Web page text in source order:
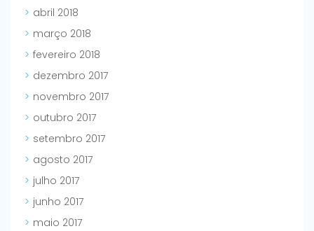
abril 2018
março 2018
fevereiro 2018
dezembro 2017
novembro 2017
outubro 2017
setembro 2017
agosto 2017
julho 2017
junho 2017
maio 2017